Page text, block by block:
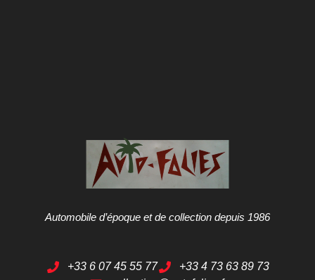
Automobile d’époque et de collection depuis 1986
+33 6 07 45 55 77
+33 4 73 63 89 73